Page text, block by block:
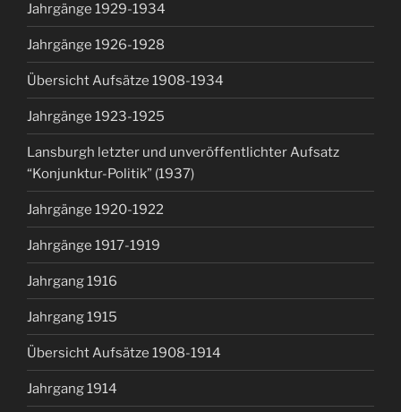
Jahrgänge 1929-1934
Jahrgänge 1926-1928
Übersicht Aufsätze 1908-1934
Jahrgänge 1923-1925
Lansburgh letzter und unveröffentlichter Aufsatz
“Konjunktur-Politik” (1937)
Jahrgänge 1920-1922
Jahrgänge 1917-1919
Jahrgang 1916
Jahrgang 1915
Übersicht Aufsätze 1908-1914
Jahrgang 1914